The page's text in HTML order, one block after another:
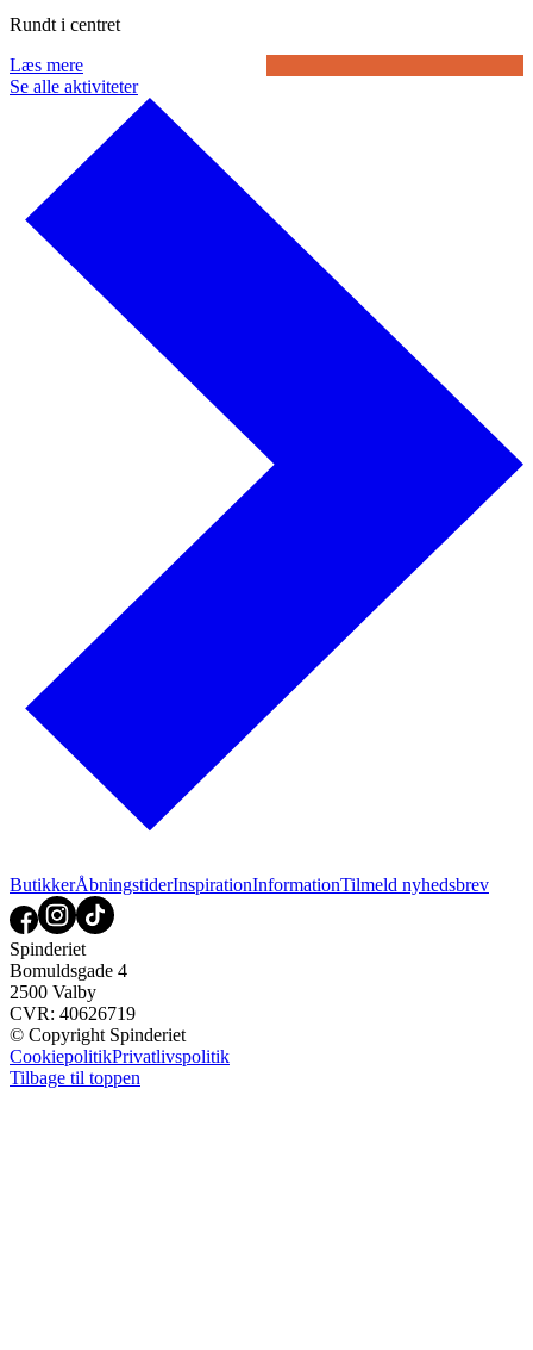
Rundt i centret
Læs mere
Se alle aktiviteter
ButikkerÅbningstiderInspirationInformationTilmeld nyhedsbrev
Spinderiet
Bomuldsgade 4
2500 Valby
CVR: 40626719
© Copyright Spinderiet
CookiepolitikPrivatlivspolitik
Tilbage til toppen